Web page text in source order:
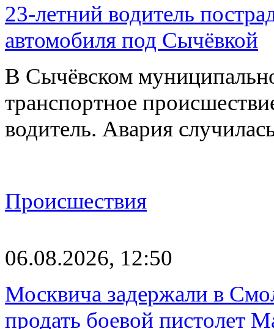
23-летний водитель
автомобиля под Сычёвкой
В Сычёвском
транспортное
водитель. Авария
Происшествия
06.08.2026, 12:50
Москвича задержали в
продать боевой пистолет